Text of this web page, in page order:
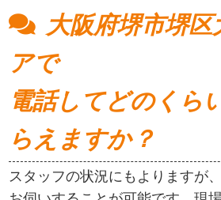
大阪府堺市堺
アで
電話してどのくら
らえますか？
スタッフの状況にもよりますが